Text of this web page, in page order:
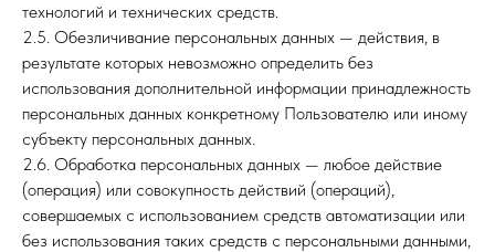
технологий и технических средств.
2.5. Обезличивание персональных данных — действия, в
результате которых невозможно определить без
использования дополнительной информации принадлежность
персональных данных конкретному Пользователю или иному
субъекту персональных данных.
2.6. Обработка персональных данных — любое действие
(операция) или совокупность действий (операций),
совершаемых с использованием средств автоматизации или
без использования таких средств с персональными данными,